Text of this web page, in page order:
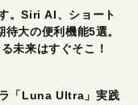
。Siri AI、ショート
大の便利機能5選。
未来はすぐそこ！
「Luna Ultra」実践